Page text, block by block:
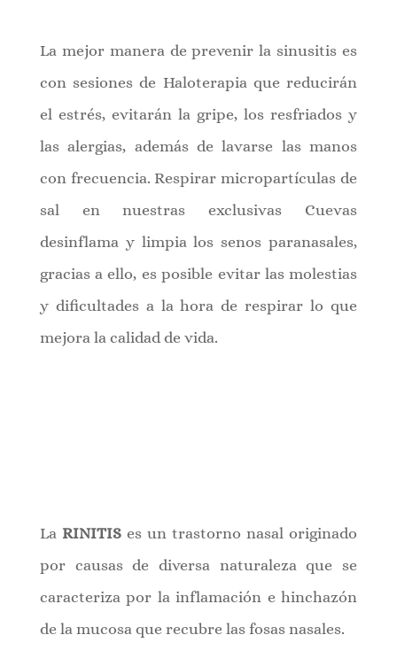
La mejor manera de prevenir la sinusitis es
con sesiones de Haloterapia que reducirán
el estrés, evitarán la gripe, los resfriados y
las alergias, además de lavarse las manos
con frecuencia. Respirar micropartículas de
sal en nuestras exclusivas Cuevas
desinflama y limpia los senos paranasales,
gracias a ello, es posible evitar las molestias
y dificultades a la hora de respirar lo que
mejora la calidad de vida.
La RINITISes un trastorno nasal originado
por causas de diversa naturaleza que se
caracteriza por la inflamación e hinchazón
de la mucosa que recubre las fosas nasales.